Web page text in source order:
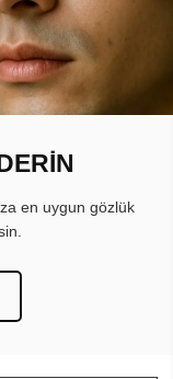
en uygun gözlük